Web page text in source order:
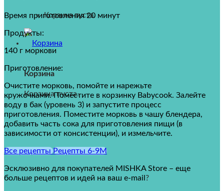
Корзина пуста.
Корзина
Корзина пуста.
Время приготовления 20 минут
Продукты:
140 г моркови
Приготовление:
Очистите морковь, помойте и нарежьте
кружочками.Поместите в корзинку Babycook. Залейте
воду в бак (уровень 3) и запустите процесс
приготовления. Поместите морковь в чашу блендера,
добавить часть сока для приготовления пищи (в
зависимости от консистенции), и измельчите.
Все рецепты Рецепты 6-9M
Эсклюзивно для покупателей MISHKA Store – еще
больше рецептов и идей на ваш e-mail ?